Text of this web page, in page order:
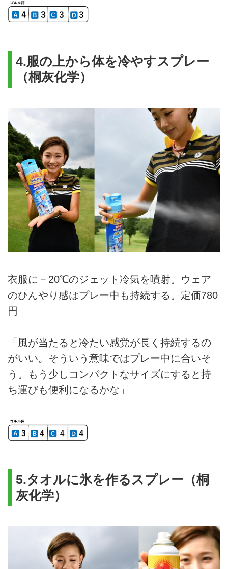
4.服の上から体を冷やすスプレー
（桐灰化学）
衣服に－20℃のジェット冷気を噴射。ウェア
のひんやり感はプレー中も持続する。定価780
円
「風が当たると冷たい感覚が長く持続するの
がいい。そういう意味ではプレー中に合いそ
う。もう少しコンパクトなサイズにすると持
ち運びも便利になるかな」
5.タオルに氷を作るスプレー（桐
灰化学）